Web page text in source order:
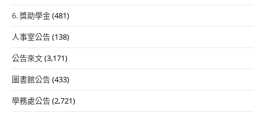
6. 獎助學金(481)
人事室公告(138)
公告來文(3,171)
圖書館公告(433)
學務處公告(2,721)